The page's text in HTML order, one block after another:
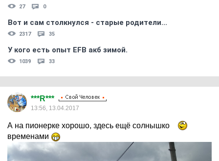
27 0
Вот и сам столкнулся - старые родители...
2317 35
У кого есть опыт EFB акб зимой.
1039 33
***R***
13:56, 13.04.2017
А на пионерке хорошо, здесь ещё солнышко
временами